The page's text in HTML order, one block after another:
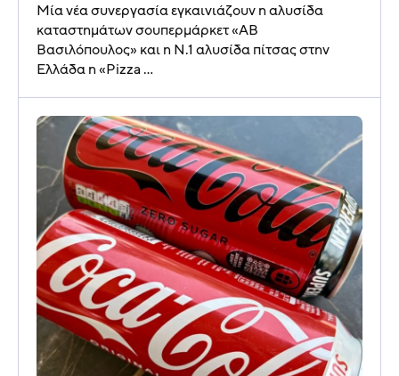
Μία νέα συνεργασία εγκαινιάζουν η αλυσίδα
καταστημάτων σουπερμάρκετ «ΑΒ
Βασιλόπουλος» και η N.1 αλυσίδα πίτσας στην
Ελλάδα η «Pizza ...